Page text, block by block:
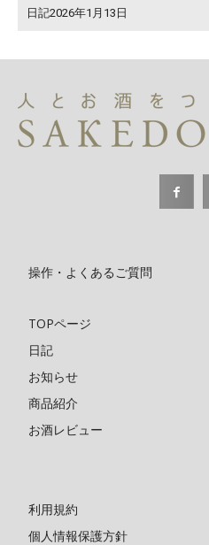
日記2026年1月13日
操作・よくあるご質問
TOPページ
日記
お知らせ
商品紹介
お酒レビュー
利用規約
個人情報保護方針